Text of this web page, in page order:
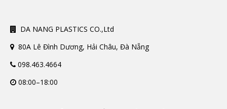
DA NANG PLASTICS CO.,Ltd
80A Lê Đình Dương, Hải Châu, Đà Nẵng
098.463.4664
08:00–18:00